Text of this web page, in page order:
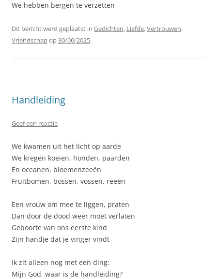
We hebben bergen te verzetten
Dit bericht werd geplaatst in Gedichten, Liefde,Vertrouwen,
Vriendschapop30/06/2025.
Handleiding
Geef een reactie
We kwamen uit het licht op aarde
We kregen koeien, honden, paarden
En oceanen, bloemenzeeën
Fruitbomen, bossen, vossen, reeën
Een vrouw om mee te liggen, praten
Dan door de dood weer moet verlaten
Geboorte van ons eerste kind
Zijn handje dat je vinger vindt
Ik zit alleen nog met een ding:
Mijn God, waar is de handleiding?